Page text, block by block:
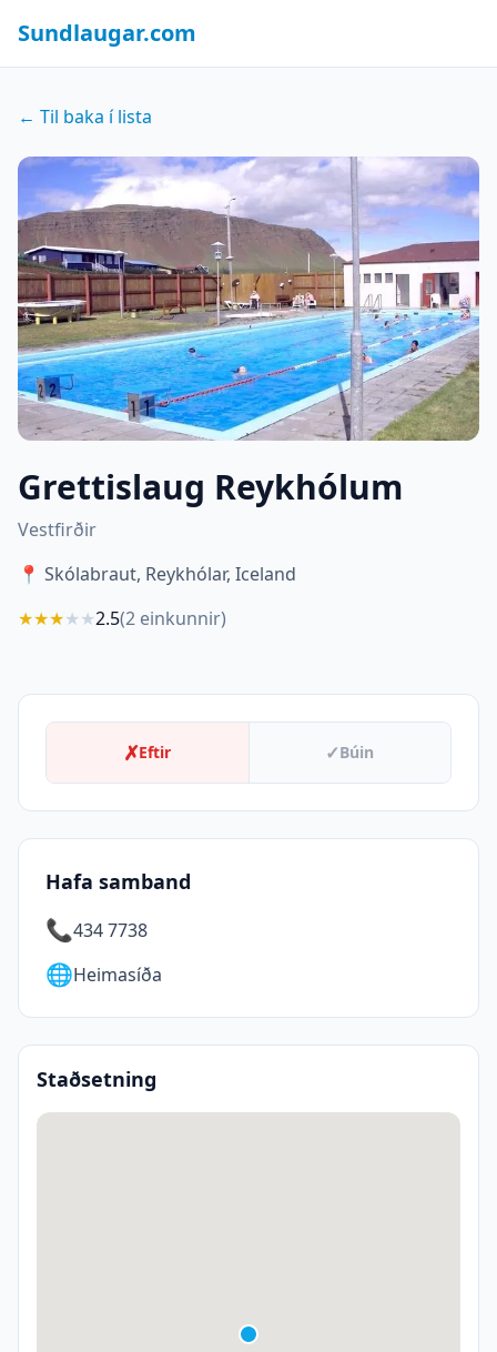
Sundlaugar.com
← Til baka í lista
Grettislaug Reykhólum
Vestfirðir
📍 Skólabraut, Reykhólar, Iceland
★★★★★2.5(2 einkunnir)
✗Eftir ✓Búin
Hafa samband
📞434 7738
🌐Heimasíða
Staðsetning